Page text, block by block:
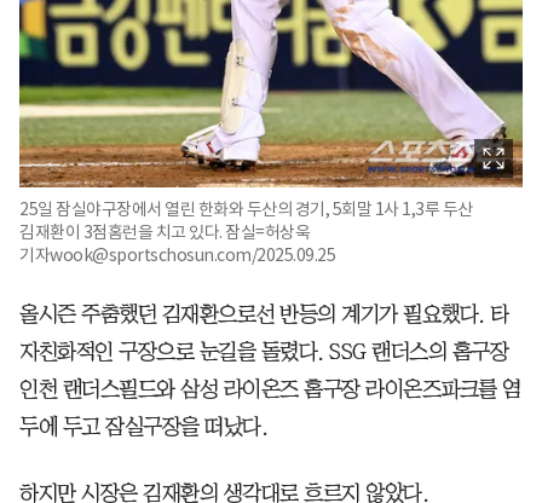
25일 잠실야구장에서 열린 한화와 두산의 경기, 5회말 1사 1,3루 두산
김재환이 3점홈런을 치고 있다. 잠실=허상욱
기자wook@sportschosun.com/2025.09.25
올시즌 주춤했던 김재환으로선 반등의 계기가 필요했다. 타
자친화적인 구장으로 눈길을 돌렸다. SSG 랜더스의 홈구장
인천 랜더스필드와 삼성 라이온즈 홈구장 라이온즈파크를 염
두에 두고 잠실구장을 떠났다.
하지만 시장은 김재환의 생각대로 흐르지 않았다.